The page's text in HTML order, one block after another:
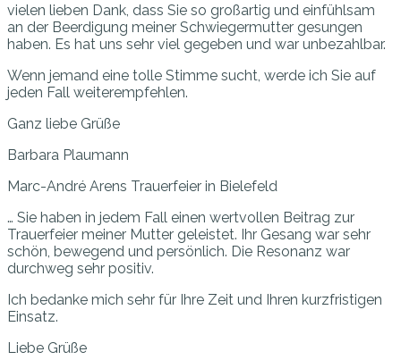
vielen lieben Dank, dass Sie so großartig und einfühlsam
an der Beerdigung meiner Schwiegermutter gesungen
haben. Es hat uns sehr viel gegeben und war unbezahlbar.
Wenn jemand eine tolle Stimme sucht, werde ich Sie auf
jeden Fall weiterempfehlen.
Ganz liebe Grüße
Barbara Plaumann
Marc-André Arens Trauerfeier in Bielefeld
… Sie haben in jedem Fall einen wertvollen Beitrag zur
Trauerfeier meiner Mutter geleistet. Ihr Gesang war sehr
schön, bewegend und persönlich. Die Resonanz war
durchweg sehr positiv.
Ich bedanke mich sehr für Ihre Zeit und Ihren kurzfristigen
Einsatz.
Liebe Grüße